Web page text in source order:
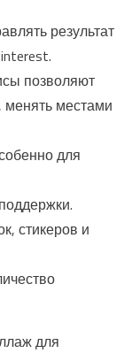
результат
позволяют
местами
для
стикеров и
для